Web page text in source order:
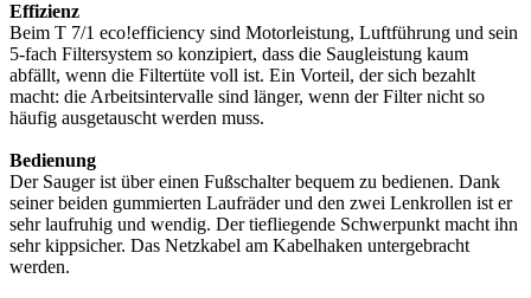
Effizienz
Beim T 7/1 eco!efficiency sind Motorleistung, Luftführung und sein
5-fach Filtersystem so konzipiert, dass die Saugleistung kaum
abfällt, wenn die Filtertüte voll ist. Ein Vorteil, der sich bezahlt
macht: die Arbeitsintervalle sind länger, wenn der Filter nicht so
häufig ausgetauscht werden muss.
Bedienung
Der Sauger ist über einen Fußschalter bequem zu bedienen. Dank
seiner beiden gummierten Laufräder und den zwei Lenkrollen ist er
sehr laufruhig und wendig. Der tiefliegende Schwerpunkt macht ihn
sehr kippsicher. Das Netzkabel am Kabelhaken untergebracht
werden.